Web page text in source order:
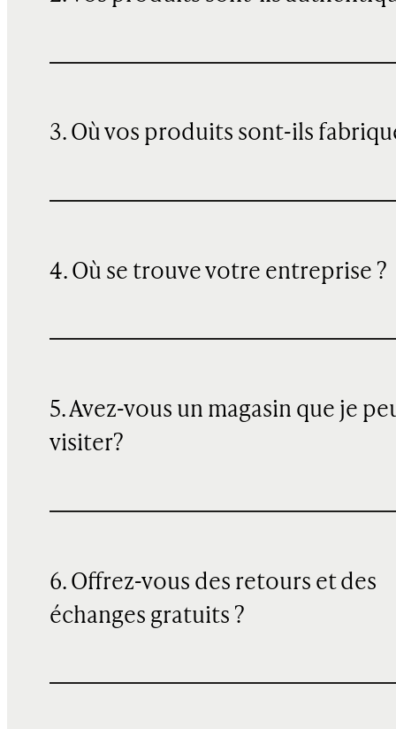
3. Où vos produits sont-ils
4. Où se trouve votre entreprise ?
5. Avez-vous un magasin que je
visiter?
6. Offrez-vous des retours et des
échanges gratuits ?